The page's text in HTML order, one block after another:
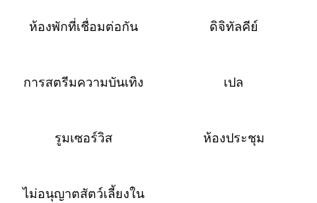
ห้องพักที่เชื่อมต่อกัน ดิจิทัลคีย์
การสตรีมความบันเทิง เปล
รูมเซอร์วิส ห้องประชุม
ไม่อนุญาตสัตว์เลี้ยงใน